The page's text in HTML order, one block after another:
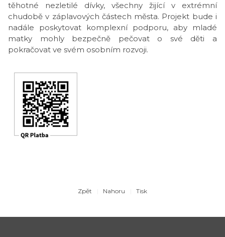
těhotné nezletilé dívky, všechny žijící v extrémní
chudobě v záplavových částech města. Projekt bude i
nadále poskytovat komplexní podporu, aby mladé
matky mohly bezpečně pečovat o své děti a
pokračovat ve svém osobním rozvoji.
Zpět Nahoru Tisk